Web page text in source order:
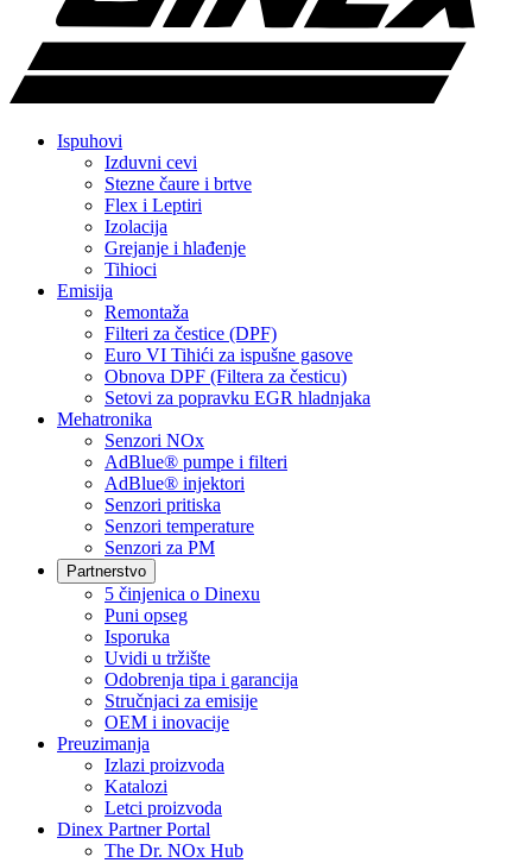
Ispuhovi
Izduvni cevi
Stezne čaure i brtve
Flex i Leptiri
Izolacija
Grejanje i hlađenje
Tihioci
Emisija
Remontaža
Filteri za čestice (DPF)
Euro VI Tihići za ispušne gasove
Obnova DPF (Filtera za česticu)
Setovi za popravku EGR hladnjaka
Mehatronika
Senzori NOx
AdBlue® pumpe i filteri
AdBlue® injektori
Senzori pritiska
Senzori temperature
Senzori za PM
Partnerstvo
5 činjenica o Dinexu
Puni opseg
Isporuka
Uvidi u tržište
Odobrenja tipa i garancija
Stručnjaci za emisije
OEM i inovacije
Preuzimanja
Izlazi proizvoda
Katalozi
Letci proizvoda
Dinex Partner Portal
The Dr. NOx Hub